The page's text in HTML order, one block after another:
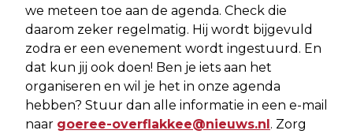
we meteen toe aan de agenda. Check die
daarom zeker regelmatig. Hij wordt bijgevuld
zodra er een evenement wordt ingestuurd. En
dat kun jij ook doen! Ben je iets aan het
organiseren en wil je het in onze agenda
hebben? Stuur dan alle informatie in een e-mail
naar goeree-overflakkee@nieuws.nl. Zorg